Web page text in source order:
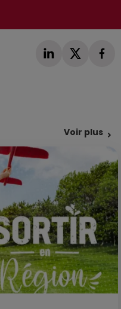
Voir plus